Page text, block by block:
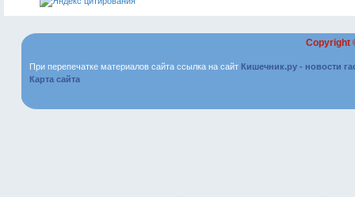
Copyright
При перепечатке материалов сайта ссылка на сайт Кишечник.ру - новости
Карта сайта